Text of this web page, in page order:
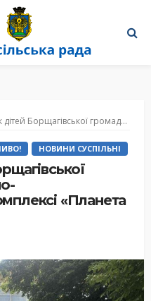
громади в оздоровчо-профілактичному комплексі «Планета Здоров’я»
НОВИНИ СУСПІЛЬНІ
«Планета